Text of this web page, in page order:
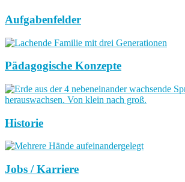
Aufgabenfelder
Pädagogische Konzepte
Historie
Jobs / Karriere